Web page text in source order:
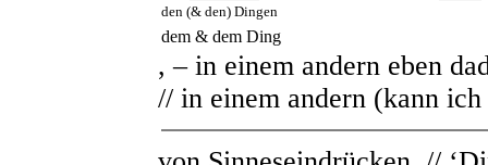
den (& den) Dingen
dem & dem Ding
, – in einem andern eben
// in einem andern (kann ich